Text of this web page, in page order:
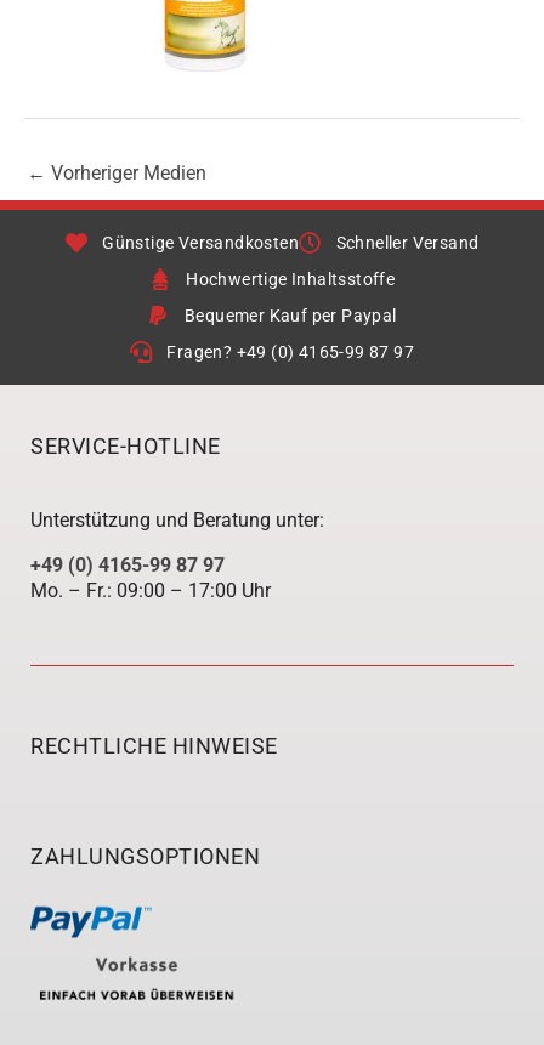
← Vorheriger Medien
Günstige Versandkosten
Schneller Versand
Hochwertige Inhaltsstoffe
Bequemer Kauf per Paypal
Fragen? +49 (0) 4165-99 87 97
SERVICE-HOTLINE
Unterstützung und Beratung unter:
+49 (0) 4165-99 87 97
Mo. – Fr.: 09:00 – 17:00 Uhr
ZAHLUNGSOPTIONEN
RECHTLICHE HINWEISE